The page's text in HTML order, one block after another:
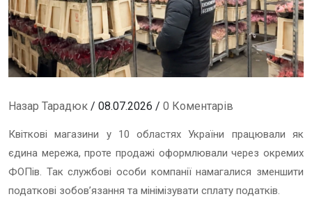
Назар Тарадюк / 08.07.2026 / 0 Коментарів
Квіткові магазини у 10 областях України працювали як
єдина мережа, проте продажі оформлювали через окремих
ФОПів. Так службові особи компанії намагалися зменшити
податкові зобов’язання та мінімізувати сплату податків.